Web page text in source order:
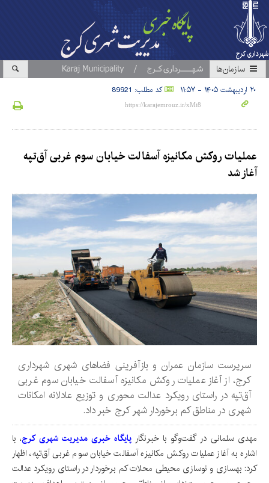
سازمان‎ها
۲۰ اردیبهشت ۱۴۰۵ - ۱۱:۵۷ کد مطلب: 89921
عملیات روکش مکانیزه آسفالت خیابان سوم غربی آق‌تپه
آغاز شد
سرپرست سازمان عمران و بازآفرینی فضاهای شهری شهرداری
کرج، از آغاز عملیات روکش مکانیزه آسفالت خیابان سوم غربی
آق‌تپه در راستای رویکرد عدالت محوری و توزیع عادلانه امکانات
شهری در مناطق کم برخوردار شهر کرج خبر داد.
مهدی سلمانی در گفت‌وگو با خبرنگار پایگاه خبری مدیریت شهری کرج، با
اشاره به آغاز عملیات روکش مکانیزه آسفالت خیابان سوم غربی آق‌تپه، اظهار
کرد: بهسازی و نوسازی محیطی محلات کم برخوردار در راستای رویکرد عدالت